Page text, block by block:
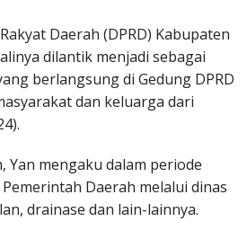
Daerah (DPRD) Kabupaten
dilantik menjadi sebagai
berlangsung di Gedung DPRD
dan keluarga dari
Yan mengaku dalam periode
Daerah melalui dinas
drainase dan lain-lainnya.